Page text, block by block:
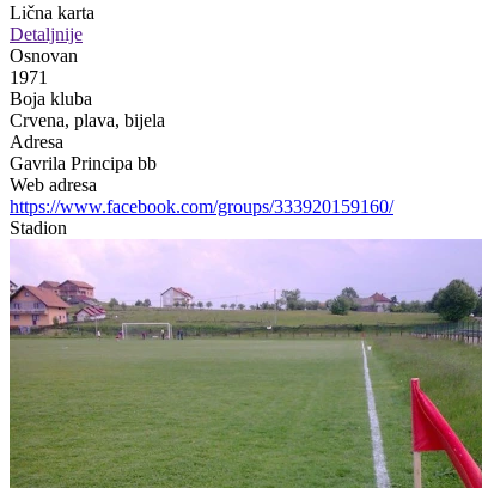
Lična karta
Detaljnije
Osnovan
1971
Boja kluba
Crvena, plava, bijela
Adresa
Gavrila Principa bb
Web adresa
https://www.facebook.com/groups/333920159160/
Stadion